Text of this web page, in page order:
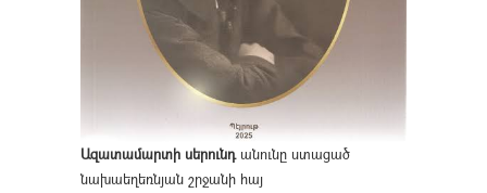
Ազատամարտի սերունդանունը ստացած
նախաեղեռնյան շրջանի հայ